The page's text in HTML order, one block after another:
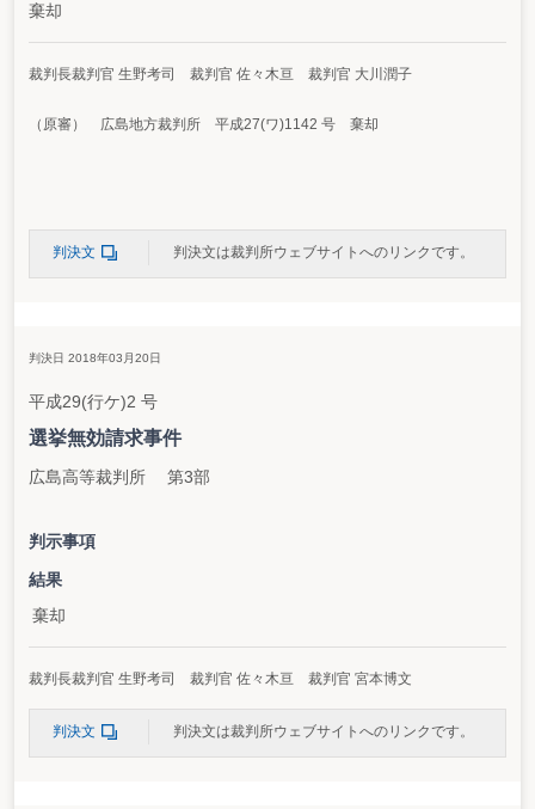
棄却
裁判長裁判官 生野考司 裁判官 佐々木亘 裁判官 大川潤子
（原審） 広島地方裁判所 平成27(ワ)1142 号 棄却
判決文 判決文は裁判所ウェブサイトへのリンクです。
判決日 2018年03月20日
平成29(行ケ)2 号
選挙無効請求事件
広島高等裁判所 第3部
判示事項
結果
棄却
裁判長裁判官 生野考司 裁判官 佐々木亘 裁判官 宮本博文
判決文 判決文は裁判所ウェブサイトへのリンクです。